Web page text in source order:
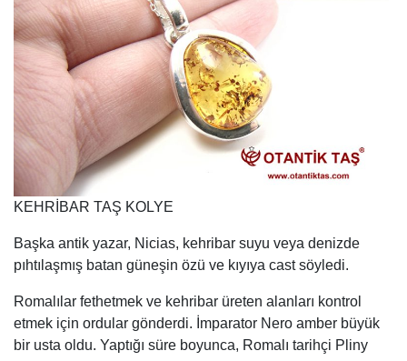
KEHRİBAR TAŞ KOLYE
Başka antik yazar, Nicias, kehribar suyu veya denizde
pıhtılaşmış batan güneşin özü ve kıyıya cast söyledi.
Romalılar fethetmek ve kehribar üreten alanları kontrol
etmek için ordular gönderdi. İmparator Nero amber büyük
bir usta oldu. Yaptığı süre boyunca, Romalı tarihçi Pliny